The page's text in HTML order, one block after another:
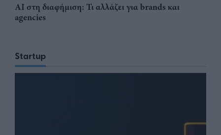
AI στη διαφήμιση: Τι αλλάζει για brands και
agencies
Startup